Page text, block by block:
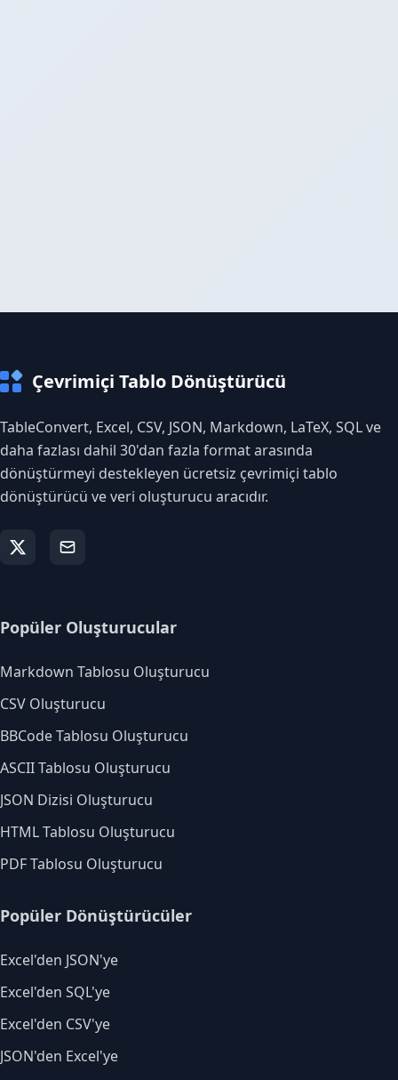
Çevrimiçi Tablo Dönüştürücü
TableConvert, Excel, CSV, JSON, Markdown, LaTeX, SQL ve
daha fazlası dahil 30'dan fazla format arasında
dönüştürmeyi destekleyen ücretsiz çevrimiçi tablo
dönüştürücü ve veri oluşturucu aracıdır.
Popüler Oluşturucular
Markdown Tablosu Oluşturucu
CSV Oluşturucu
BBCode Tablosu Oluşturucu
ASCII Tablosu Oluşturucu
JSON Dizisi Oluşturucu
HTML Tablosu Oluşturucu
PDF Tablosu Oluşturucu
Popüler Dönüştürücüler
Excel'den JSON'ye
Excel'den SQL'ye
Excel'den CSV'ye
JSON'den Excel'ye